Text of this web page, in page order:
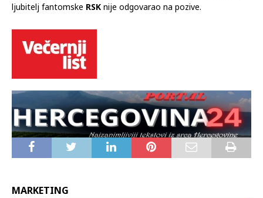
ljubitelj fantomske RSK nije odgovarao na pozive.
MARKETING